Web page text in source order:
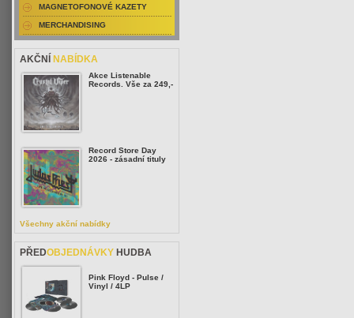
MAGNETOFONOVÉ KAZETY
MERCHANDISING
AKČNÍ NABÍDKA
Akce Listenable
Records. Vše za 249,-
Record Store Day
2026 - zásadní tituly
Všechny akční nabídky
PŘEDOBJEDNÁVKY HUDBA
Pink Floyd - Pulse /
Vinyl / 4LP